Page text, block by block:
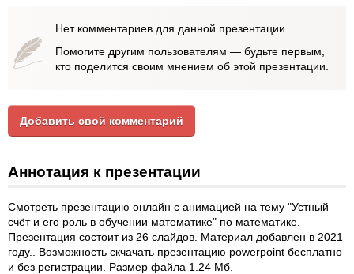
Нет комментариев для данной презентации
Помогите другим пользователям — будьте первым,
кто поделится своим мнением об этой презентации.
Добавить свой комментарий
Аннотация к презентации
Смотреть презентацию онлайн с анимацией на тему "Устный
счёт и его роль в обучении математике" по математике.
Презентация состоит из 26 слайдов. Материал добавлен в 2021
году.. Возможность скчачать презентацию powerpoint бесплатно
и без регистрации. Размер файла 1.24 Мб.